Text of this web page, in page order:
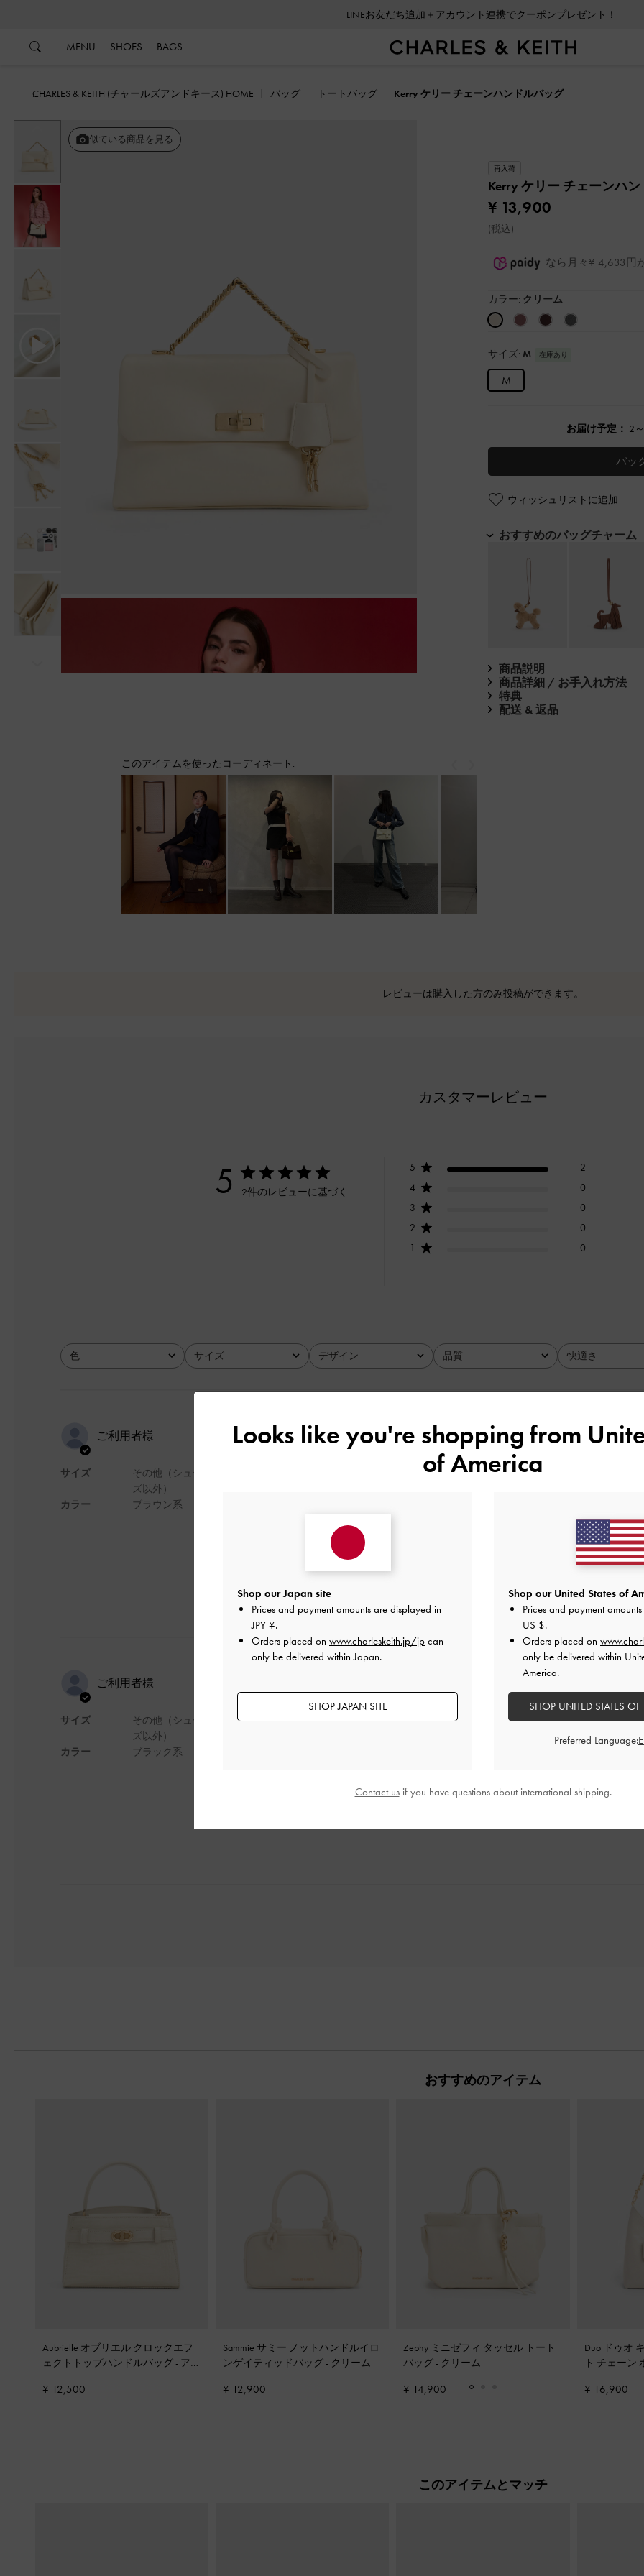
LINEお友だち追加＋アカウント連携でクーポンプレゼント！
MENU SHOES BAGS
CHARLES & KEITH (チャールズアンドキース) HOME バッグ トートバッグ Kerry ケリー チェーンハンドルバッグ
似ている商品を見る
再入荷
Kerry ケリー チェーンハ
¥ 13,900
(税込)
なら月々¥ 4,633円
カラー: クリーム
サイズ: M 在庫あり
M
お届け予定： 2
バッ
ウィッシュリストに追加
おすすめのバッグチャーム
商品説明
商品詳細 / お手入れ方法
特典
配送 & 返品
このアイテムを使ったコーディネート:
レビューは購入した方のみ投稿ができます。
カスタマーレビュー
5 2件のレビューに基づく
5
2
4
0
3
0
2
0
1
0
色全て サイズ
全て デザイン
全て 品質
全て 快適さ
全て
ご利用者様
サイズ
カラー
その他（シュー
ズ以外）
ブラウン系
秋冬にぴったり
ずっと欲しかったシリーズのブラウンが出たので即決。Mサイズだけど意外とい
とても良かった とても
ご利用者様
サイズ
カラー
その他（シュー
ズ以外）
ブラック系
見た目も可愛く、実用性もばっちりです。シンプルすぎないのでフォーマルにも
のでポーチや財布が入りまだ余裕があります。可愛いのでずっと使い続けたいです
とても良かった とても良かった
おすすめのアイテム
Aubrielle オブリエル クロックエフ
ェクトトップハンドルバッグ - アイ
¥ 12,500
Sammie サミー ノットハンドルイロ
ンゲイティッドバッグ - クリーム
¥ 12,900
Zephy ミニゼフィ タッセル トート
バッグ - クリーム
¥ 14,900
Duo ドゥオ
ト チェーン
¥ 16,900
このアイテムとマッチ
Looks like you're shopping from
of America
Shop our Japan site
Prices and payment amounts are displayed in
JPY ¥.
Orders placed on www.charleskeith.jp/jp can
only be delivered within Japan.
SHOP JAPAN SITE
Shop our United States of
Prices and payment
US $.
Orders placed on
only be delivered within
America.
SHOP UNITED STATES
Preferred Language:
Contact usif you have questions about international shipping.